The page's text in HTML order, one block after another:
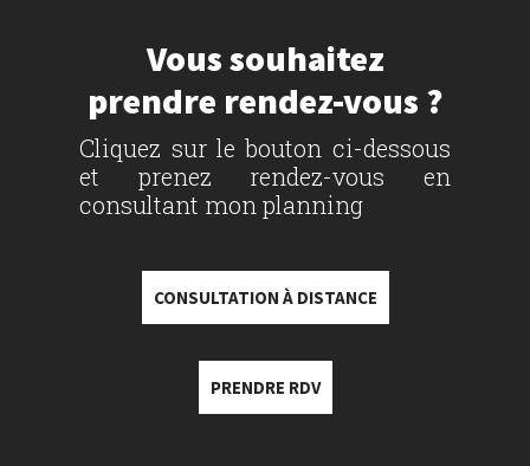
Vous souhaitez
prendre rendez-vous ?
Cliquez sur le bouton ci-dessous
et prenez rendez-vous en
consultant mon planning
CONSULTATION À DISTANCE
PRENDRE RDV